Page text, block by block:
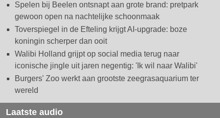
Spelen bij Beelen ontsnapt aan grote brand: pretpark
gewoon open na nachtelijke schoonmaak
Toverspiegel in de Efteling krijgt AI-upgrade: boze
koningin scherper dan ooit
Walibi Holland grijpt op social media terug naar
iconische jingle uit jaren negentig: 'Ik wil naar Walibi'
Burgers' Zoo werkt aan grootste zeegrasaquarium ter
wereld
Laatste audio